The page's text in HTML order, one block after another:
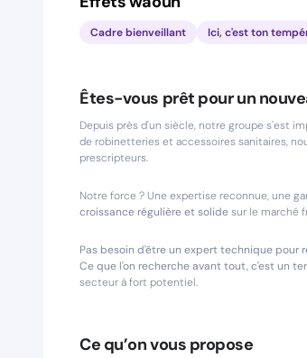
Cadre bienveillant Ici, c'est ton
Êtes-vous prêt pour un
Depuis près d'un siècle, notre groupe s'est
de robinetteries et accessoires sanitaires,
prescripteurs.
Notre force ? Une expertise reconnue, une
croissance régulière et solidesur le marché
Pas besoin d'être un expert technique pour
Ce que l'on recherche avant tout, c'est un
secteur à fort potentiel.
Ce qu’on vous propose